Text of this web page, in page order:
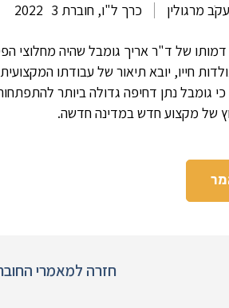
מרגולין כרך ל"ו, חוברת 3 2022
של ד"ר אריך גומבל שהיה מחלוצי
חייו, יובא תיאור של עבודתו
גומבל נתן דחיפה גדולה ביותר
של מקצוע חדש במדינה חדשה.
חזרה למאמרי